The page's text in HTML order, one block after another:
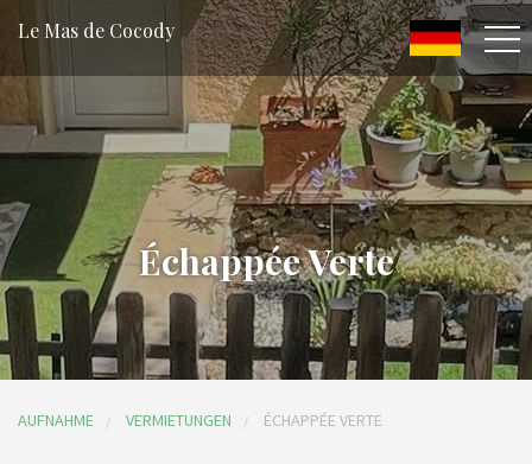
Le Mas de Cocody
Échappée Verte
AUFNAHME VERMIETUNGEN ÉCHAPPÉE VERTE